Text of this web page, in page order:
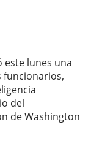
este lunes una
funcionarios,
del
de Washington